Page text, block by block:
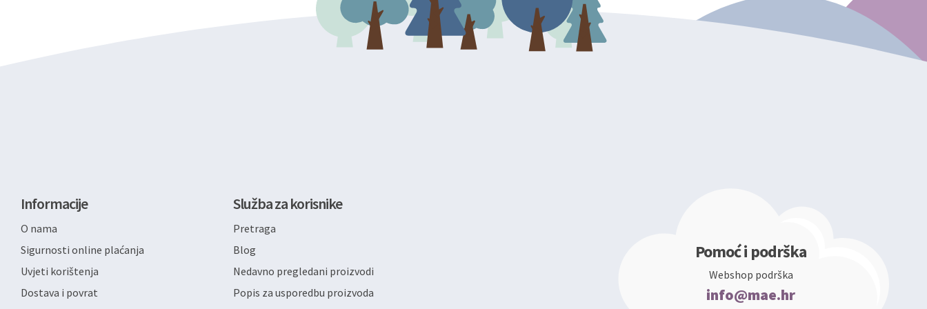
Informacije
O nama
Sigurnosti online plaćanja
Uvjeti korištenja
Dostava i povrat
Služba za korisnike
Pretraga
Blog
Nedavno pregledani proizvodi
Popis za usporedbu proizvoda
Pomoć i podrška
Webshop podrška
info@mae.hr